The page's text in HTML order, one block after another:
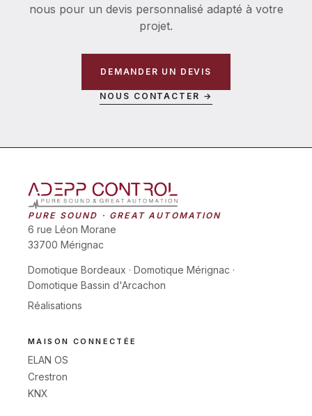
nous pour un devis personnalisé adapté à votre
projet.
DEMANDER UN DEVIS
NOUS CONTACTER →
PURE SOUND · GREAT AUTOMATION
6 rue Léon Morane
33700 Mérignac
Domotique Bordeaux · Domotique Mérignac ·
Domotique Bassin d'Arcachon
Réalisations
MAISON CONNECTÉE
ELAN OS
Crestron
KNX